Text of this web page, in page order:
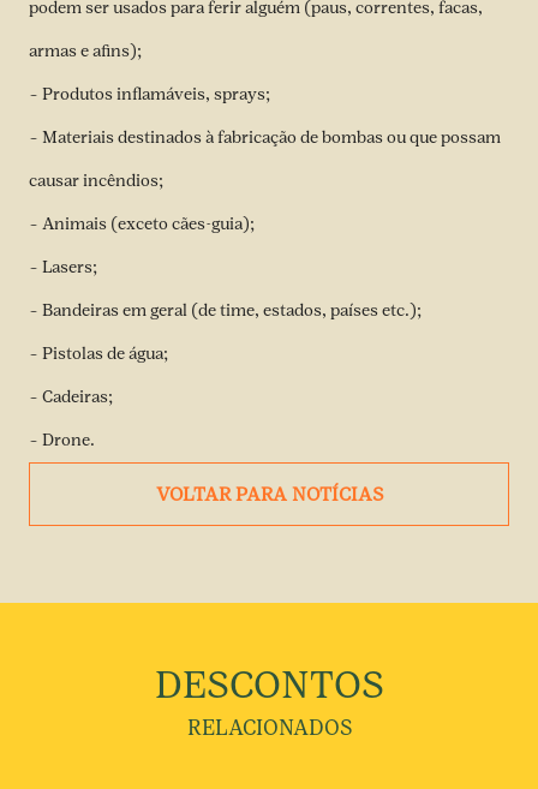
podem ser usados para ferir alguém (paus, correntes, facas,
armas e afins);
– Produtos inflamáveis, sprays;
– Materiais destinados à fabricação de bombas ou que possam
causar incêndios;
– Animais (exceto cães-guia);
– Lasers;
– Bandeiras em geral (de time, estados, países etc.);
– Pistolas de água;
– Cadeiras;
– Drone.
VOLTAR PARA NOTÍCIAS
DESCONTOS
RELACIONADOS